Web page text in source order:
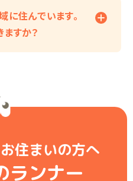
住んでいます。
すか？
住まいの方へ
ランナー